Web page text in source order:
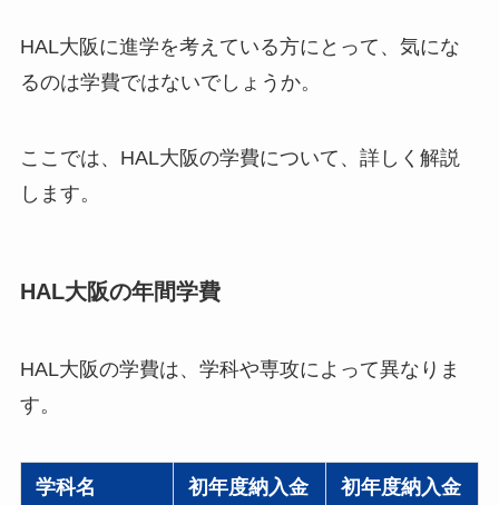
HAL大阪に進学を考えている方にとって、気にな
るのは学費ではないでしょうか。
ここでは、HAL大阪の学費について、詳しく解説
します。
HAL大阪の年間学費
HAL大阪の学費は、学科や専攻によって異なりま
す。
学科名
初年度納入金
初年度納入金